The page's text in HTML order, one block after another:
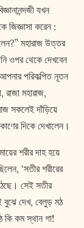
যখন
জিজ্ঞাসা করেন :
মহারাজ উত্তর
ওপর থেকে দেখবেন
পরিকল্পিত নূতন
রাজা মহারাজ,
সকলেই দাঁড়িয়ে
দিকে দেখালেন।
শরীর দাহ হয়ে
‘সতীর শরীরের
সেই সতীর
বুঝে দেখ, বেলুড় মঠ
কি কম স্থান গা!